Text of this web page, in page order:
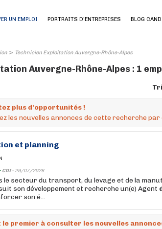
UN EMPLOI PORTRAITS D'ENTREPRISES BLOG
> Technicien Exploitation Auvergne-Rhône-Alpes
Auvergne-Rhône-Alpes : 1
plus d'opportunités !
les nouvelles annonces de cette recherche par
et planning
CDI - 29/07/2026
le secteur du transport, du levage et de la
son développement et recherche un(e) Agent
son é...
le premier à consulter les nouvelles